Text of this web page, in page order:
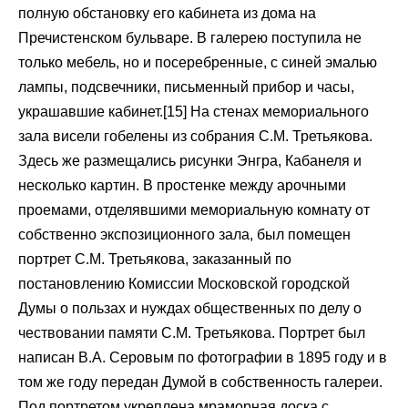
полную обстановку его кабинета из дома на
Пречистенском бульваре. В галерею поступила не
только мебель, но и посеребренные, с синей эмалью
лампы, подсвечники, письменный прибор и часы,
украшавшие кабинет.[15] На стенах мемориального
зала висели гобелены из собрания С.М. Третьякова.
Здесь же размещались рисунки Энгра, Кабанеля и
несколько картин. В простенке между арочными
проемами, отделявшими мемориальную комнату от
собственно экспозиционного зала, был помещен
портрет С.М. Третьякова, заказанный по
постановлению Комиссии Московской городской
Думы о пользах и нуждах общественных по делу о
чествовании памяти С.М. Третьякова. Портрет был
написан В.А. Серовым по фотографии в 1895 году и в
том же году передан Думой в собственность галереи.